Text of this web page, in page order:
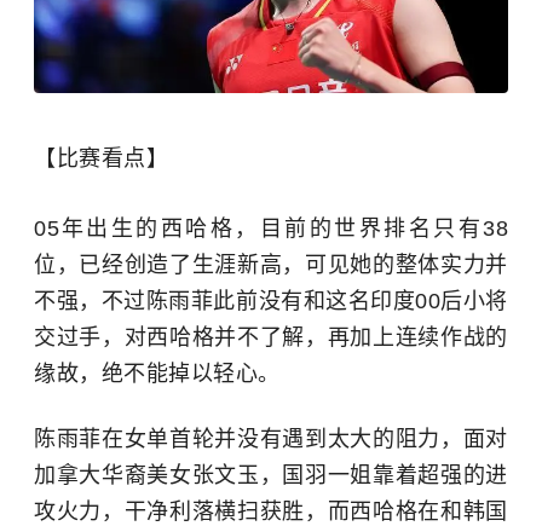
【比赛看点】
05年出生的西哈格，目前的世界排名只有38
位，已经创造了生涯新高，可见她的整体实力并
不强，不过陈雨菲此前没有和这名印度00后小将
交过手，对西哈格并不了解，再加上连续作战的
缘故，绝不能掉以轻心。
陈雨菲在女单首轮并没有遇到太大的阻力，面对
加拿大华裔美女张文玉，国羽一姐靠着超强的进
攻火力，干净利落横扫获胜，而西哈格在和韩国